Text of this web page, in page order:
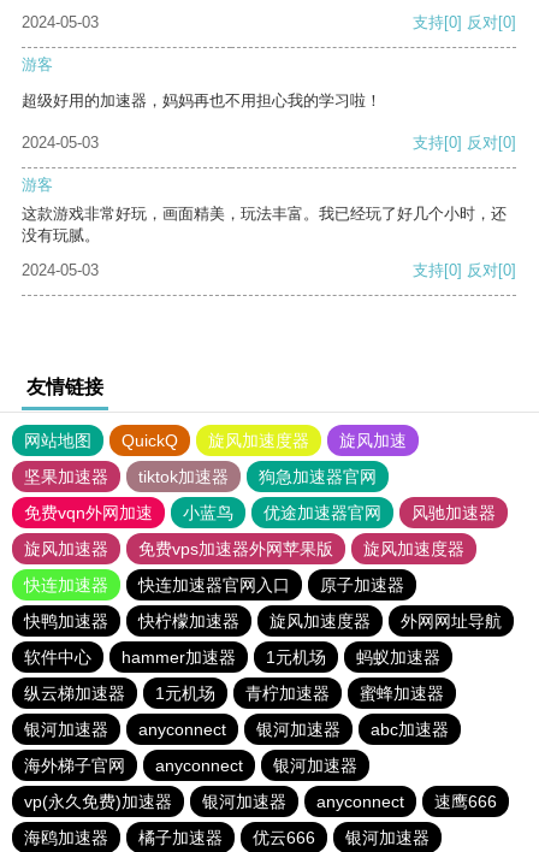
2024-05-03 支持[0] 反对[0]
游客
超级好用的加速器，妈妈再也不用担心我的学习啦！
2024-05-03 支持[0] 反对[0]
游客
这款游戏非常好玩，画面精美，玩法丰富。我已经玩了好几个小时，还
没有玩腻。
2024-05-03
支持[0] 反对[0]
友情链接
网站地图 QuickQ 旋风加速度器
旋风加速
坚果加速器
tiktok加速器
狗急加速器官网
免费vqn外网加速
小蓝鸟 优途加速器官网
风驰加速器
旋风加速器
免费vps加速器外网苹果版
旋风加速度器
快连加速器
快连加速器官网入口
原子加速器
快鸭加速器
快柠檬加速器 旋风加速度器
外网网址导航
软件中心
hammer加速器 1元机场
蚂蚁加速器
纵云梯加速器
1元机场 青柠加速器
蜜蜂加速器
银河加速器
anyconnect 银河加速器
abc加速器
海外梯子官网
anyconnect
银河加速器
vp(永久免费)加速器
银河加速器 anyconnect
速鹰666
海鸥加速器
橘子加速器 优云666 银河加速器